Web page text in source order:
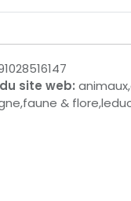
site web:
&